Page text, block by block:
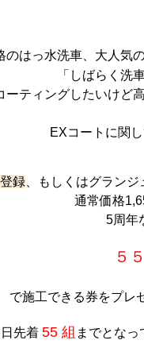
のはっ水洗車、大人気
「しばらく洗
ーティングしたいけど
EXコートに関
録 、もしくはグラン
通常価格
5周年
５
で施工できる券をプレ
先着 55 組 までとな